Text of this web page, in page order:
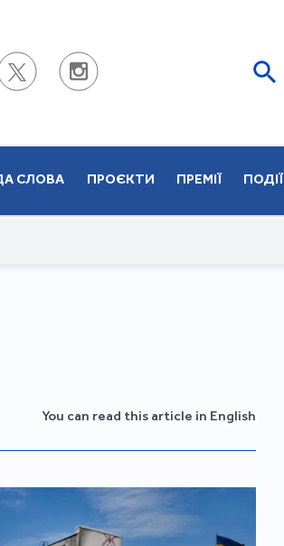
СЛОВА ПРОЄКТИ ПРЕМІЇ ПОДІЇ
You can read this article in English